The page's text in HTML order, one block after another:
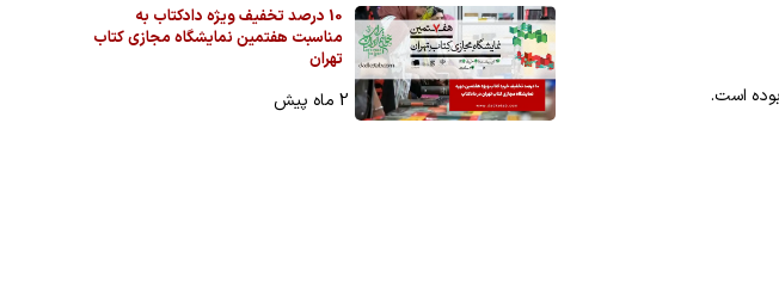
10 درصد تخفیف ویژه دادکتاب به
مناسبت هفتمین نمایشگاه مجازی کتاب
تهران
2 ماه پیش